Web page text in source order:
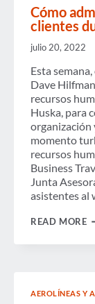
Cómo
clientes
julio 20, 2022
Esta
Dave
recursos
Huska, para
organización
momento
recursos
Business
Junta
asistentes al
READ MORE
AEROLÍNEAS Y